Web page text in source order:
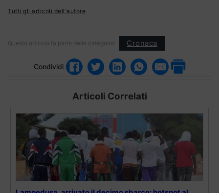
Tutti gli articoli dell'autore
Questo articolo fa parte delle categorie: Cronaca
Condividi
Articoli Correlati